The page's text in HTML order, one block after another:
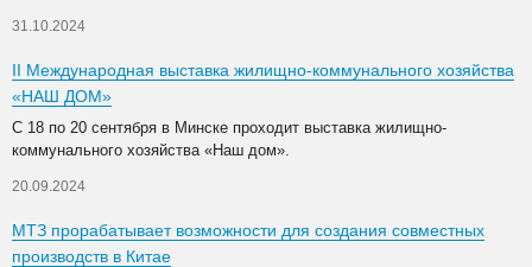
31.10.2024
II Международная выставка жилищно-коммунального хозяйства
«НАШ ДОМ»
С 18 по 20 сентября в Минске проходит выставка жилищно-
коммунального хозяйства «Наш дом».
20.09.2024
МТЗ прорабатывает возможности для создания совместных
производств в Китае